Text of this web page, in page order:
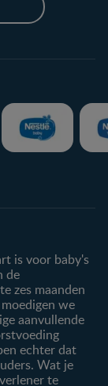
is voor baby's
de
zes maanden
we
aanvullende
echter dat
Wat je
te